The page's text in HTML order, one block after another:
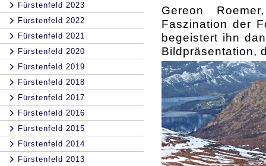
Fürstenfeld 2023
Fürstenfeld 2022
Fürstenfeld 2021
Fürstenfeld 2020
Fürstenfeld 2019
Fürstenfeld 2018
Fürstenfeld 2017
Fürstenfeld 2016
Fürstenfeld 2015
Fürstenfeld 2014
Fürstenfeld 2013
Gereon
Faszination der
begeistert ihn
Bildpräsentation,